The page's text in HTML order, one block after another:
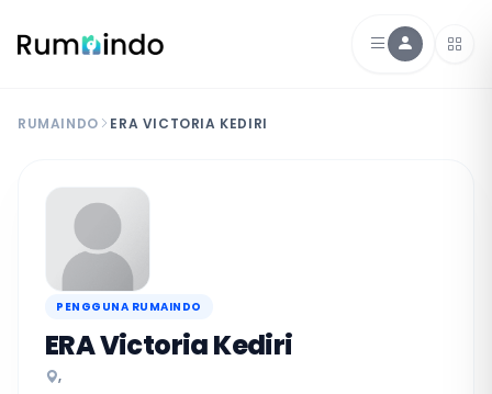
RUMAINDO ERA VICTORIA KEDIRI
PENGGUNA RUMAINDO
ERA Victoria Kediri
,